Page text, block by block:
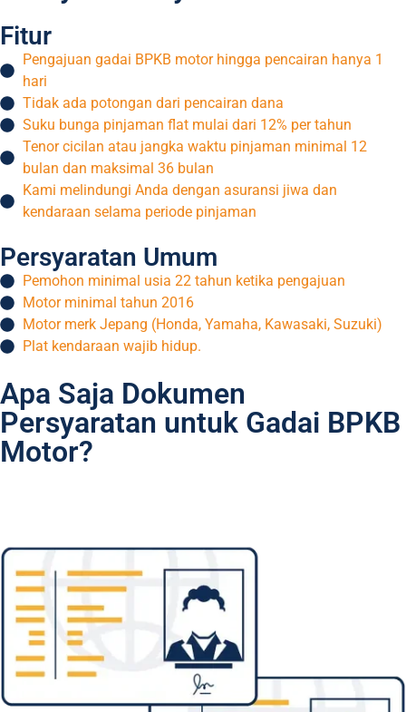
Fitur
Pengajuan gadai BPKB motor hingga pencairan hanya 1
hari
Tidak ada potongan dari pencairan dana
Suku bunga pinjaman flat mulai dari 12% per tahun
Tenor cicilan atau jangka waktu pinjaman minimal 12
bulan dan maksimal 36 bulan
Kami melindungi Anda dengan asuransi jiwa dan
kendaraan selama periode pinjaman
Persyaratan Umum
Pemohon minimal usia 22 tahun ketika pengajuan
Motor minimal tahun 2016
Motor merk Jepang (Honda, Yamaha, Kawasaki, Suzuki)
Plat kendaraan wajib hidup.
Apa Saja Dokumen
Persyaratan untuk Gadai BPKB
Motor?